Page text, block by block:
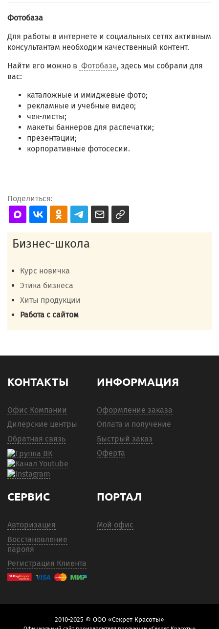
Фотобаза
Для работы в интернете и социальных сетях активным
консультантам необходим качественный контент.
Найти его можно в Фотобазе, здесь мы собрали для
вас:
каталожные и имиджевые фото;
рекламные и учебные видео;
чек-листы;
макеты баннеров для распечатки;
презентации;
корпоративные фотосесии.
Поделиться:
Бизнес-школа
Курс новичка
Этика бизнеса
Хиты продукции
Работа с сайтом
КОНТАКТЫ
Офис Компании
Дилерские центры
Обратная связь
ИНФОРМАЦИЯ
Оформление заказа
Оплата и получение
Быстрый заказ
Оферта
СЕРВИС
Авторизация
Восстановление
пароля
Регистрация Клиента
ПОРТАЛ
Мой офис
2010-2025 © ООО «Секрет Красоты»